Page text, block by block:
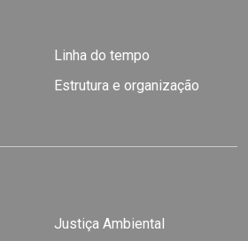
Linha do tempo
Estrutura e organização
Justiça Ambiental